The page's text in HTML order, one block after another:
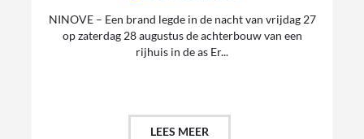
NINOVE – Een brand legde in de nacht van vrijdag 27
op zaterdag 28 augustus de achterbouw van een
rijhuis in de as Er...
LEES MEER